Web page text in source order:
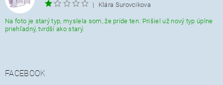
|
Klára Surovcikova
Na foto je starý typ, myslela som, že príde ten. Prišiel už nový typ úplne
priehľadný, tvrdší ako starý.
FACEBOOK